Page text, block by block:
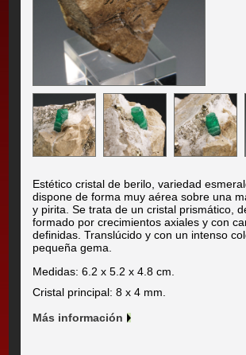
Estético cristal de berilo, variedad
dispone de forma muy aérea sobre una
y pirita. Se trata de un cristal prismático,
formado por crecimientos axiales y con
definidas. Translúcido y con un intenso
pequeña gema.
Medidas: 6.2 x 5.2 x 4.8 cm.
Cristal principal: 8 x 4 mm.
Más información